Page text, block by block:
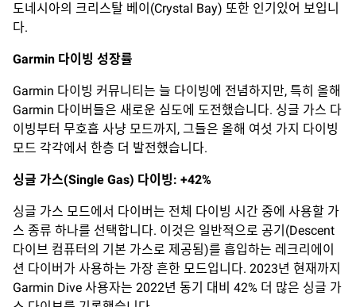
도네시아의 크리스탈 베이(Crystal Bay) 또한 인기있어 보입니
다.
Garmin 다이빙 성장률
Garmin 다이빙 커뮤니티는 늘 다이빙에 전념하지만, 특히 올해
Garmin 다이버들은 새로운 심도에 도전했습니다. 싱글 가스 다
이빙부터 무호흡 사냥 모드까지, 그들은 올해 여섯 가지 다이빙
모드 각각에서 한층 더 발전했습니다.
싱글 가스(Single Gas) 다이빙: +42%
싱글 가스 모드에서 다이버는 전체 다이빙 시간 중에 사용할 가
스 종류 하나를 선택합니다. 이것은 일반적으로 공기(Descent
다이브 컴퓨터의 기본 가스로 제공됨)를 흡입하는 레크리에이
션 다이버가 사용하는 가장 흔한 모드입니다. 2023년 현재까지
Garmin Dive 사용자는 2022년 동기 대비 42% 더 많은 싱글 가